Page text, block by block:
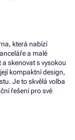
která nabízí
a malé
skenovat s vysokou
kompaktní design,
Je to skvělá volba
řešení pro své